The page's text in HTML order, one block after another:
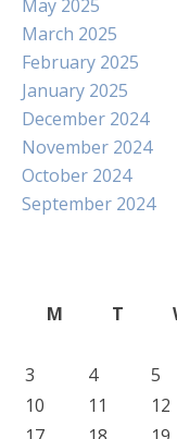
May 2025
March 2025
February 2025
January 2025
December 2024
November 2024
October 2024
September 2024
M
T
3
4 5
10
11 12